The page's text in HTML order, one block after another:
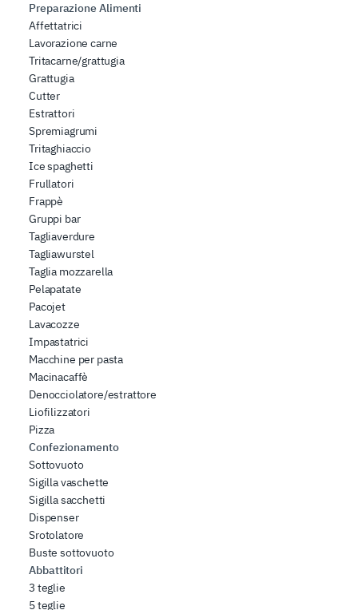
Preparazione Alimenti
Affettatrici
Lavorazione carne
Tritacarne/grattugia
Grattugia
Cutter
Estrattori
Spremiagrumi
Tritaghiaccio
Ice spaghetti
Frullatori
Frappè
Gruppi bar
Tagliaverdure
Tagliawurstel
Taglia mozzarella
Pelapatate
Pacojet
Lavacozze
Impastatrici
Macchine per pasta
Macinacaffè
Denocciolatore/estrattore
Liofilizzatori
Pizza
Confezionamento
Sottovuoto
Sigilla vaschette
Sigilla sacchetti
Dispenser
Srotolatore
Buste sottovuoto
Abbattitori
3 teglie
5 teglie